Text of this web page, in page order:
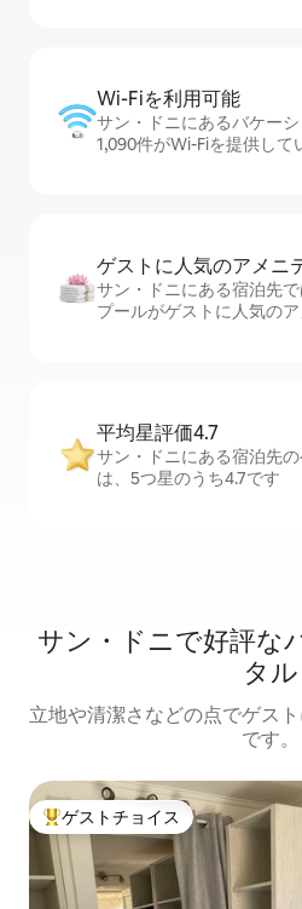
Wi-Fiを利⁠用⁠可⁠能
サン・ドニにあるバケー
1,090件がWi-Fiを提供して
ゲストに人⁠気⁠のア⁠メ⁠ニ⁠
サン・ドニにある宿泊先で
プールがゲストに人気の
平均星評価4.7
サン・ドニにある宿泊先
は、5つ星のうち4.7です
サン・ドニで好評な
タル
立地や清潔さなどの点でゲス
です。
大好評のゲストチョイスです。
ゲストチョイス